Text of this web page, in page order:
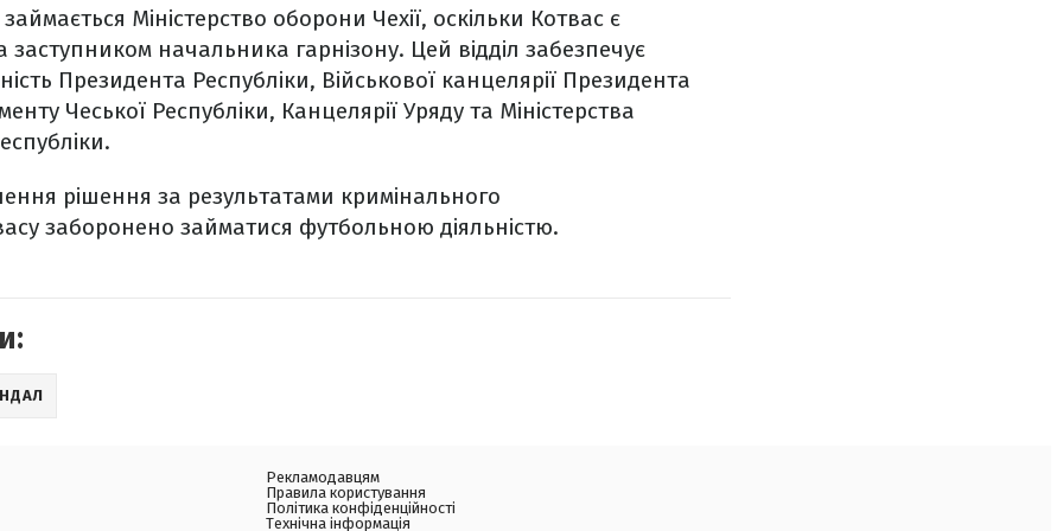
Міністерство оборони Чехії, оскільки Котвас є
начальника гарнізону. Цей відділ забезпечує
Президента Республіки, Військової канцелярії Президента
Чеської Республіки, Канцелярії Уряду та Міністерства
рішення за результатами кримінального
заборонено займатися футбольною діяльністю.
Рекламодавцям
Правила користування
Політика конфіденційності
Технічна інформація